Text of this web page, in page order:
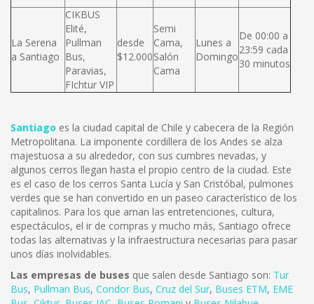
La Serena
a Santiago
CIKBUS
Elité,
Pullman
Bus,
Paravias,
FIchtur VIP
desde
$12.000
Semi
Cama,
Salón
Cama
Lunes a
Domingo
De 00:00 a
23:59 cada
30 minutos
Santiago es la ciudad capital de Chile y cabecera de la Región
Metropolitana. La imponente cordillera de los Andes se alza
majestuosa a su alrededor, con sus cumbres nevadas, y
algunos cerros llegan hasta el propio centro de la ciudad. Este
es el caso de los cerros Santa Lucía y San Cristóbal, pulmones
verdes que se han convertido en un paseo característico de los
capitalinos. Para los que aman las entretenciones, cultura,
espectáculos, el ir de compras y mucho más, Santiago ofrece
todas las alternativas y la infraestructura necesarias para pasar
unos días inolvidables.
Las empresas de buses que salen desde Santiago son: Tur
Bus, Pullman Bus, Condor Bus, Cruz del Sur, Buses ETM, EME